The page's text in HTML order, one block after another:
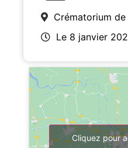
Crématorium
Le 8 janvier
Cliquez pour